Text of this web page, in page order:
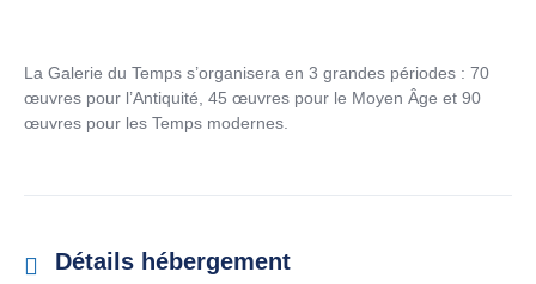
La Galerie du Temps s’organisera en 3 grandes périodes : 70
œuvres pour l’Antiquité, 45 œuvres pour le Moyen Âge et 90
œuvres pour les Temps modernes.
Détails hébergement